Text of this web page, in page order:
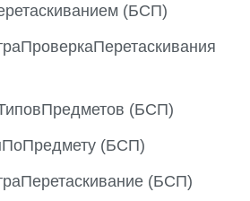
(БСП)
(БСП)
(БСП)
(БСП)